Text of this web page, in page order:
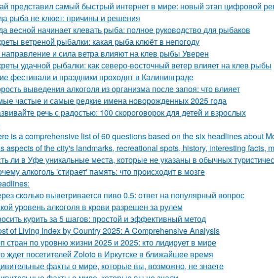
представил самый быстрый интернет в мире: новый этап цифровой
рыба не клюет: причины и решения
весной начинает клевать рыба: полное руководство для рыбаков
ветреной рыбалки: какая рыба клюёт в непогоду
направление и сила ветра влияют на клев рыбы Уверен
удачной рыбалки: как северо-восточный ветер влияет на клев рыбы
фестивали и праздники проходят в Калининграде
выведения алкоголя из организма после запоя: что влияет
частые и самые редкие имена новорожденных 2025 года
речь с радостью: 100 скороговорок для детей и взрослых
is a comprehensive list of 60 questions based on the six headlines about
aspects of the city's landmarks, recreational spots, history, interesting facts,
ли в Уфе уникальные места, которые не указаны в обычных
алкоголь 'стирает' память: что происходит в мозге
сколько выветривается пиво 0.5: ответ на популярный вопрос
уровень алкоголя в крови разрешен за рулем
курить за 5 шагов: простой и эффективный метод
of Living Index by Country 2025: A Comprehensive Analysis
стран по уровню жизни 2025 и 2025: кто лидирует в мире
ждет посетителей Zoloto в Иркутске в ближайшее время
факты о мире, которые вы, возможно, не знаете